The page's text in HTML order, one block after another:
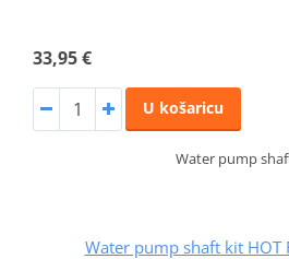
33,95 €
U košaricu
Water pump
Water pump shaft kit HOT